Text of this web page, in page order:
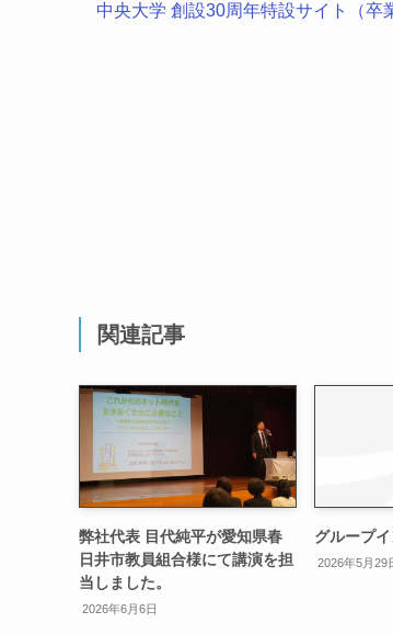
中央大学 創設30周年特設サイト（卒
関連記事
弊社代表 目代純平が愛知県春
日井市教員組合様にて講演を担
当しました。
2026年6月6日
グループ
2026年5月29